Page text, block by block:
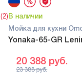
(2)В наличии
Мойка для кухни
Yonaka-65-GR
20 388 руб.
23 388руб.